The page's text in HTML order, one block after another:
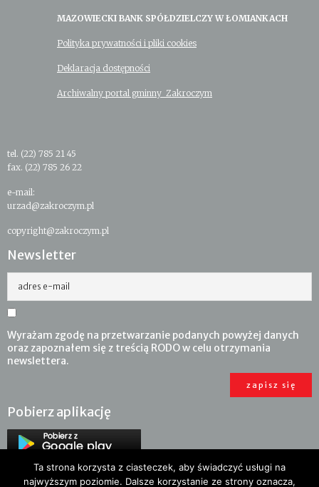
MAZOWIECKI BANK SPÓŁDZIELCZY W ŁOMIANKACH
Polityka prywatności i pliki cookies
Deklaracja dostępności
Archiwalny portal gminny Zakroczym
tel. (22) 785 21 45
fax. (22) 785 26 22
e-mail:
urzad@zakroczym.pl
copyright@zakroczym.pl
Newsletter
adres e-mail
Wyrażam zgodę na przetwarzanie podanych powyżej danych
oraz zapoznałem się z treścią RODO w celu otrzymania
newslettera.
Pobierz aplikację
Ta strona korzysta z ciasteczek, aby świadczyć usługi na
najwyższym poziomie. Dalsze korzystanie ze strony oznacza,